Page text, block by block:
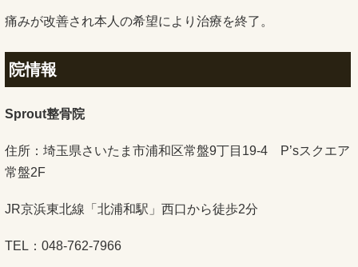
痛みが改善され本人の希望により治療を終了。
院情報
Sprout整骨院
住所：埼玉県さいたま市浦和区常盤9丁目19-4 P’sスクエア
常盤2F
JR京浜東北線「北浦和駅」西口から徒歩2分
TEL：048-762-7966